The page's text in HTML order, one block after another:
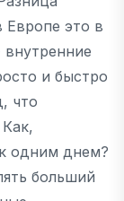
Европе это в
и быстро
что
одним днем?
больший